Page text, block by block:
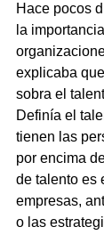
Hace pocos
la
explicaba
sobra el
Definía el
tienen las
por encima
de talento es
empresas,
o las